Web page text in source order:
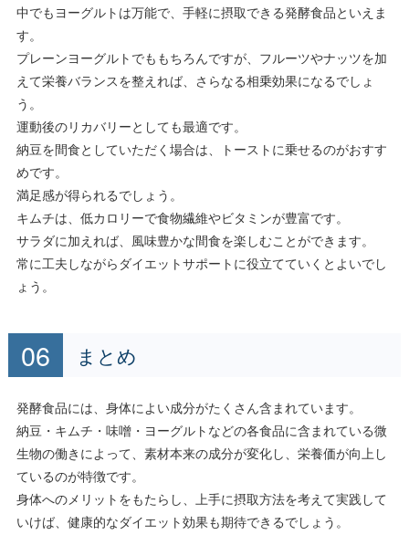
中でもヨーグルトは万能で、手軽に摂取できる発酵食品といえま
す。
プレーンヨーグルトでももちろんですが、フルーツやナッツを加
えて栄養バランスを整えれば、さらなる相乗効果になるでしょ
う。
運動後のリカバリーとしても最適です。
納豆を間食としていただく場合は、トーストに乗せるのがおすす
めです。
満足感が得られるでしょう。
キムチは、低カロリーで食物繊維やビタミンが豊富です。
サラダに加えれば、風味豊かな間食を楽しむことができます。
常に工夫しながらダイエットサポートに役立てていくとよいでし
ょう。
まとめ
発酵食品には、身体によい成分がたくさん含まれています。
納豆・キムチ・味噌・ヨーグルトなどの各食品に含まれている微
生物の働きによって、素材本来の成分が変化し、栄養価が向上し
ているのが特徴です。
身体へのメリットをもたらし、上手に摂取方法を考えて実践して
いけば、健康的なダイエット効果も期待できるでしょう。